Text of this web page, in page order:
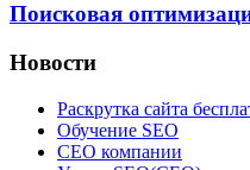
Поисковая
Новости
Раскрутка сайта
Обучение SEO
CEO компании